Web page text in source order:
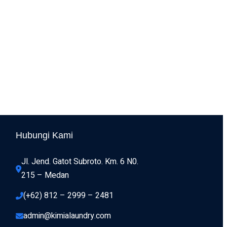
Hubungi Kami
Jl. Jend. Gatot Subroto. Km. 6 N0.
215 – Medan
(+62) 812 – 2999 – 2481
admin@kimialaundry.com